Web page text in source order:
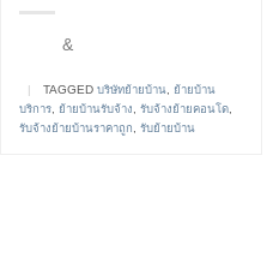
&
| TAGGED บริษัทย้ายบ้าน, ย้ายบ้าน
บริการ, ย้ายบ้านรับจ้าง, รับจ้างย้ายคอนโด,
รับจ้างย้ายบ้านราคาถูก, รับย้ายบ้าน